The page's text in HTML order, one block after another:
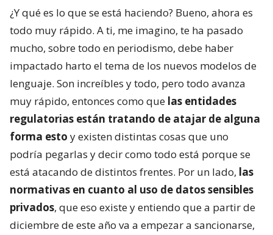
¿Y qué es lo que se está haciendo? Bueno, ahora es
todo muy rápido. A ti, me imagino, te ha pasado
mucho, sobre todo en periodismo, debe haber
impactado harto el tema de los nuevos modelos de
lenguaje. Son increíbles y todo, pero todo avanza
muy rápido, entonces como que las entidades
regulatorias están tratando de atajar de alguna
forma esto y existen distintas cosas que uno
podría pegarlas y decir como todo está porque se
está atacando de distintos frentes. Por un lado, las
normativas en cuanto al uso de datos sensibles
privados, que eso existe y entiendo que a partir de
diciembre de este año va a empezar a sancionarse,